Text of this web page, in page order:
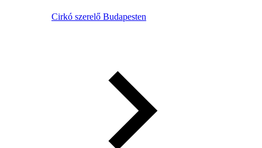
Cirkó szerelő Budapesten